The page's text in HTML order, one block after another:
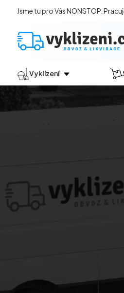
Jsme tu pro Vás NONSTOP.
Vyklízení
Jak vyklízení probíhá?
Vyklízení sklepů a garáží
Vyklízení zahrad